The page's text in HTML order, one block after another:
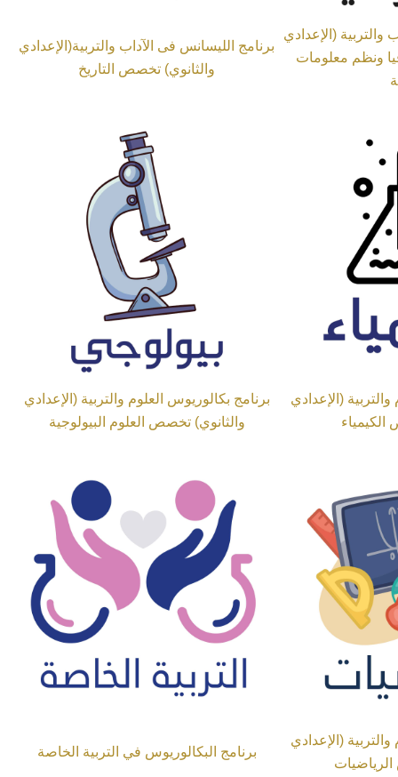
برنامج الليسانس فى الآداب والتربية(الإعدادي
والثانوي) تخصص التاريخ
والتربية (الإعدادي
ونظم معلومات
برنامج بكالوريوس العلوم والتربية (الإعدادي
والثانوي) تخصص العلوم البيولوجية
(الإعدادي
برنامج البكالوريوس في التربية الخاصة
(الإعدادي